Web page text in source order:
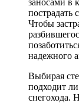
заносами в
пострадать
Чтобы
надежного
Выбирая
подходит
снегохода.